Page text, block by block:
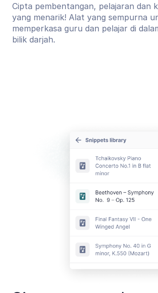
Cipta pembentangan, pelajaran dan
yang menarik! Alat yang sempurna
memperkasa guru dan pelajar di
bilik darjah.